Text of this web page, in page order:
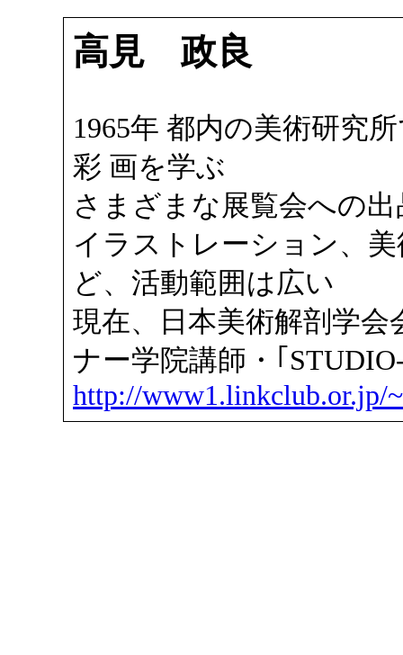
高見 政良
1965年 都内の美術研究
彩 画を学ぶ
さまざまな展覧会への
イラストレーション、
ど、活動範囲は広い
現在、日本美術解剖学会
ナー学院講師・｢
http://www1.linkclub.or.jp/